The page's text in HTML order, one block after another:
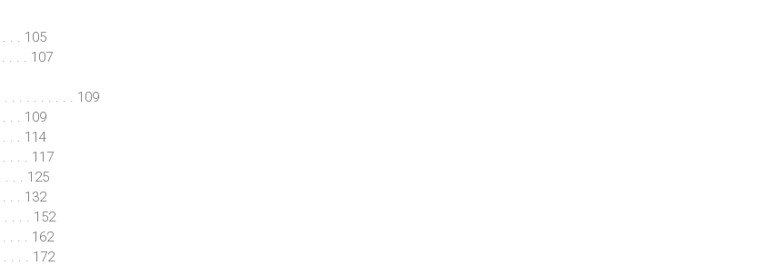
. . 105
. . . 107
. . . . . . . . . 109
. . 109
. . 114
. . . 117
. . . 125
. . 132
. . . . 152
. . . 162
. . . 172